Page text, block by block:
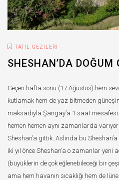
TATIL GEZILERI
SHESHAN’DA
Geçen hafta sonu (17 Ağustos) hem
kutlamak hem de yaz bitmeden
maksadıyla Şangay’a 1 saat
hemen hemen aynı zamanlarda
Sheshan’a gittik. Aslında bu
iki yıl önce Sheshan’a o zamanlar yeni
(büyüklerin de çok eğlenebileceği bir
ama hem havanın sıcaklığı hem de